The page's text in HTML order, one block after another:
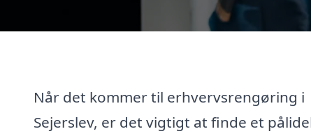
Når det kommer til erhvervsrengøring i
Sejerslev, er det vigtigt at finde et